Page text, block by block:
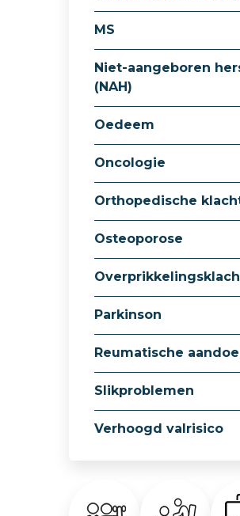
MS
Niet-aangeboren
(NAH)
Oedeem
Oncologie
Orthopedische
Osteoporose
Parkinson
Reumatische
Slikproblemen
Verhoogd valrisico